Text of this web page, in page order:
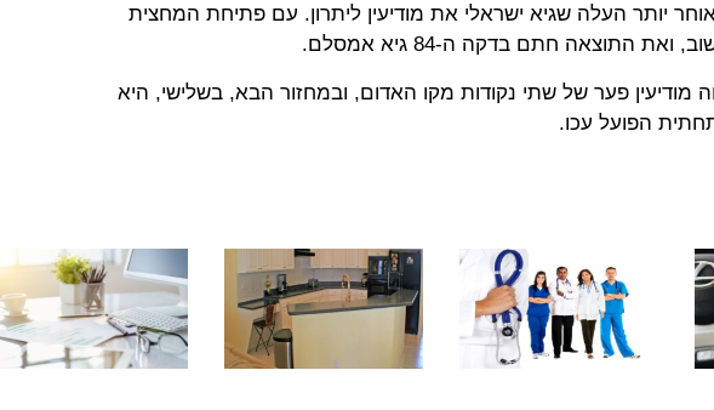
מאוחר יותר העלה שגיא ישראלי את מודיעין ליתרון. עם פתיחת המחצית
התוצאה חתם בדקה ה-84 גיא אמסלם.
מודיעין פער של שתי נקודות מקו האדום, ובמחזור הבא, בשלישי, היא
הפועל עכו.